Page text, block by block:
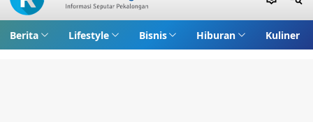
Berita Lifestyle Bisnis Hiburan Kuliner